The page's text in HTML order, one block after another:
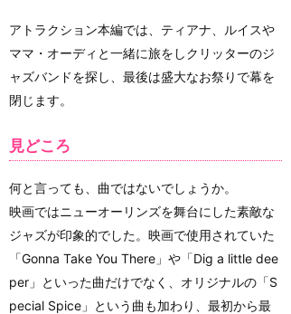
アトラクション本編では、ティアナ、ルイスや
ママ・オーディと一緒に旅をしクリッターのジ
ャズバンドを探し、最後は盛大なお祭りで幕を
閉じます。
見どころ
何と言っても、曲ではないでしょうか。
映画ではニューオーリンズを舞台にした素敵な
ジャズが印象的でした。映画で使用されていた
「Gonna Take You There」や「Dig a little dee
per」といった曲だけでなく、オリジナルの「S
pecial Spice」という曲も加わり、最初から最